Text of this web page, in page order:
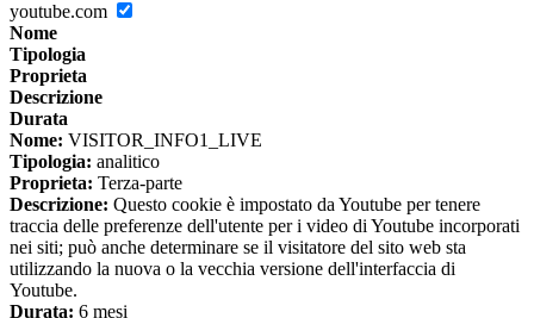
youtube.com
Nome
Tipologia
Proprieta
Descrizione
Durata
Nome: VISITOR_INFO1_LIVE
Tipologia: analitico
Proprieta: Terza-parte
Descrizione: Questo cookie è impostato da Youtube per tenere
traccia delle preferenze dell'utente per i video di Youtube incorporati
nei siti; può anche determinare se il visitatore del sito web sta
utilizzando la nuova o la vecchia versione dell'interfaccia di
Youtube.
Durata: 6 mesi